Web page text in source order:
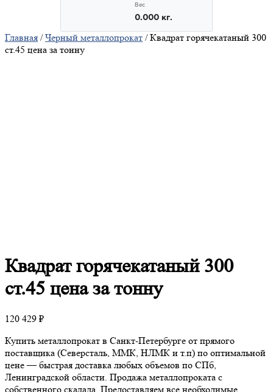
Главная /Черный металлопрокат / Квадрат горячекатаный 300
ст.45 цена за тонну
Квадратгорячекатаный 300
ст.45 цена за тонну
120 429 ₽
Купить металлопрокат в Санкт-Петербурге от прямого
поставщика (Северсталь, ММК, НЛМК и т.п) по оптимальной
цене — быстрая доставка любых объемов по СПб,
Ленинградской области. Продажа металлопроката с
собственного скалада. Предоставляем все необходимые